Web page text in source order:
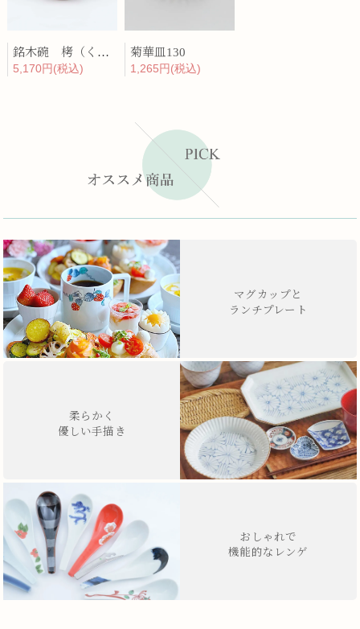
銘木碗 栲（くるみ）
5,170円(税込)
菊華皿130
1,265円(税込)
マグカップと
ランチプレート
柔らかく
優しい手描き
おしゃれで
機能的なレンゲ